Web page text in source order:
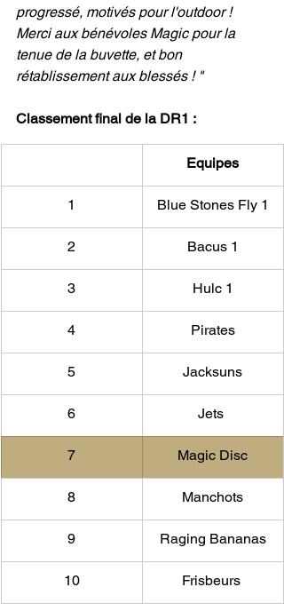
progressé, motivés pour l'outdoor !
Merci aux bénévoles Magic pour la
tenue de la buvette, et bon
rétablissement aux blessés ! "
Classement final de la DR1 :
​Equipes
1 Blue Stones Fly 1
2 Bacus 1
3 Hulc 1
4 Pirates
5 ​Jacksuns
6 Jets
7 Magic Disc
8 Manchots
9 Raging Bananas
10 Frisbeurs